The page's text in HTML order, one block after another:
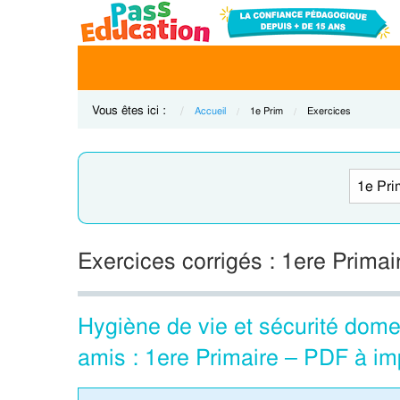
Vous êtes ici : Accueil Current:
1e Prim Current:
Exercices
Exercices corrigés : 1ere
Hygiène de vie et sécurité
amis : 1ere Primaire – PDF à